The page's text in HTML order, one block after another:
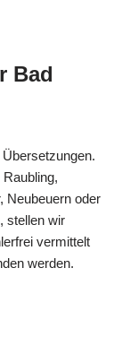
Bad
Neubeuern oder
stellen wir
vermittelt
werden.